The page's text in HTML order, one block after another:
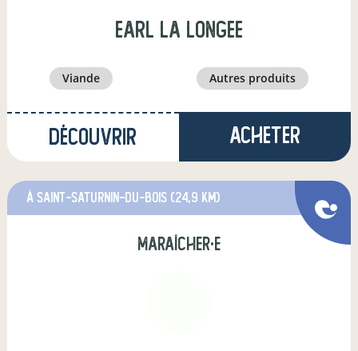
earl la longee
viande autres produits
Découvrir Acheter
à Saint-Saturnin-du-Bois (24,9 km)
maraîcher·e